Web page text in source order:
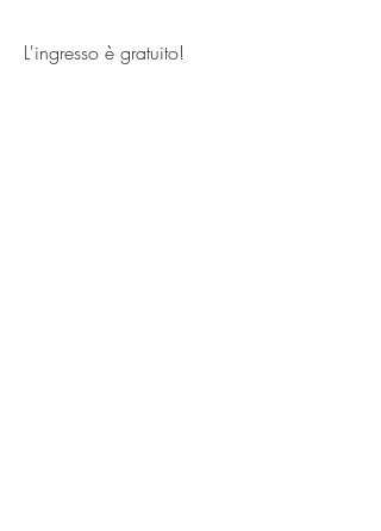
L'ingresso è gratuito!